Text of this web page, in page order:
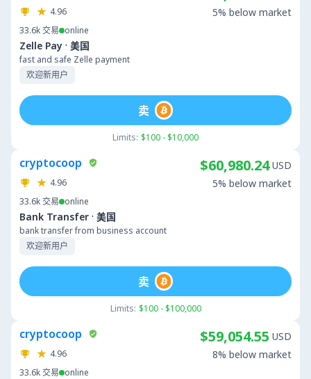
4.96
33.6k交易 online
Zelle Pay · 美国
fast and safe Zelle payment
欢迎新用户
5% below market
Limits: $100 - $10,000
卖
cryptocoop
4.96
33.6k交易 online
Bank Transfer · 美国
bank transfer from business account
欢迎新用户
$60,980.24 USD
5% below market
Limits: $100 - $100,000
卖
cryptocoop
4.96
33.6k交易 online
$59,054.55 USD
8% below market